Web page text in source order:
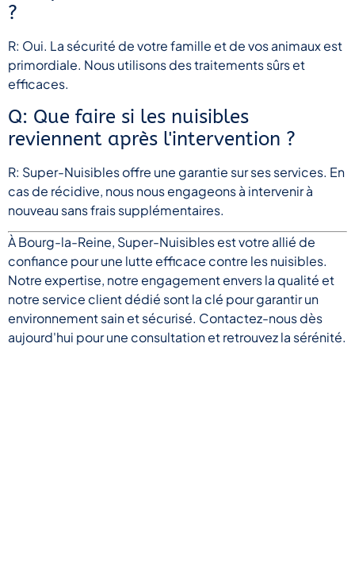
?
R: Oui. La sécurité de votre famille et de vos animaux est
primordiale. Nous utilisons des traitements sûrs et
efficaces.
Q: Que faire si les nuisibles
reviennent après l'intervention ?
R: Super-Nuisibles offre une garantie sur ses services. En
cas de récidive, nous nous engageons à intervenir à
nouveau sans frais supplémentaires.
À Bourg-la-Reine, Super-Nuisibles est votre allié de
confiance pour une lutte efficace contre les nuisibles.
Notre expertise, notre engagement envers la qualité et
notre service client dédié sont la clé pour garantir un
environnement sain et sécurisé. Contactez-nous dès
aujourd'hui pour une consultation et retrouvez la sérénité.